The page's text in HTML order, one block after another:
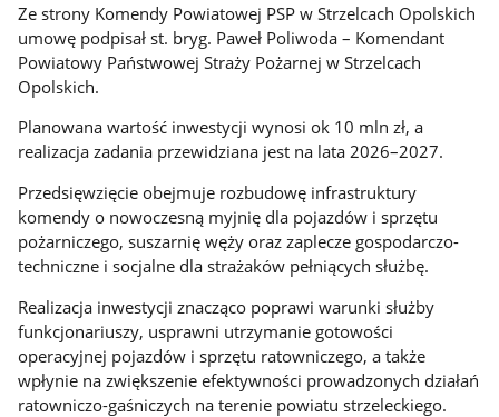
Ze strony Komendy Powiatowej PSP w Strzelcach Opolskich
umowę podpisał st. bryg. Paweł Poliwoda – Komendant
Powiatowy Państwowej Straży Pożarnej w Strzelcach
Opolskich.
Planowana wartość inwestycji wynosi ok 10 mln zł, a
realizacja zadania przewidziana jest na lata 2026–2027.
Przedsięwzięcie obejmuje rozbudowę infrastruktury
komendy o nowoczesną myjnię dla pojazdów i sprzętu
pożarniczego, suszarnię węży oraz zaplecze gospodarczo-
techniczne i socjalne dla strażaków pełniących służbę.
Realizacja inwestycji znacząco poprawi warunki służby
funkcjonariuszy, usprawni utrzymanie gotowości
operacyjnej pojazdów i sprzętu ratowniczego, a także
wpłynie na zwiększenie efektywności prowadzonych działań
ratowniczo-gaśniczych na terenie powiatu strzeleckiego.